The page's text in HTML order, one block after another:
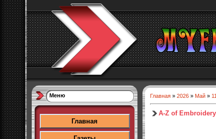
Меню
Главная
Главная » 2026 » Май » 11
A-Z of